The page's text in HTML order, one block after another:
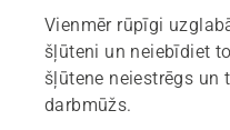
Vienmēr rūpīgi
šļūteni un neiebīdiet
šļūtene neiestrēgs un
darbmūžs.